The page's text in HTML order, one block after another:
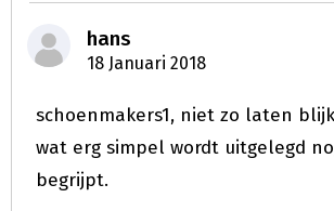
hans
18 Januari 2018
schoenmakers1, niet zo laten
wat erg simpel wordt uitgelegd
begrijpt.